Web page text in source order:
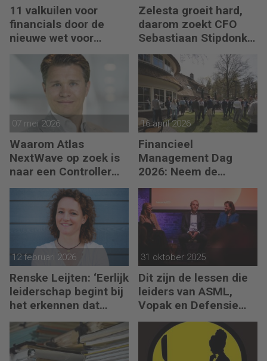
11 valkuilen voor
financials door de
nieuwe wet voor
loontransparantie
Zelesta groeit hard,
daarom zoekt CFO
Sebastiaan Stipdonk
een Controller
07 mei 2026
Waarom Atlas
NextWave op zoek is
naar een Controller
Group Finance
16 april 2026
Financieel
Management Dag
2026: Neem de
toekomst in eigen
hand
12 februari 2026
Renske Leijten: ‘Eerlijk
leiderschap begint bij
het erkennen dat
fouten maken erbij
hoort’
31 oktober 2025
Dit zijn de lessen die
leiders van ASML,
Vopak en Defensie
toepassen in
turbulente tijden